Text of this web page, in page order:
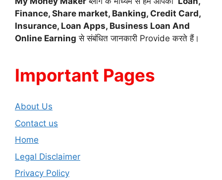
Finance, Share market, Banking, Credit Card,
Insurance, Loan Apps, Business Loan And
Online Earning से संबंधित जानकारी Provide करते हैं।
Important Pages
About Us
Contact us
Home
Legal Disclaimer
Privacy Policy